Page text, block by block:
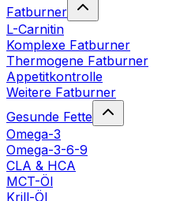
Fatburner
L-Carnitin
Komplexe Fatburner
Thermogene Fatburner
Appetitkontrolle
Weitere Fatburner
Gesunde Fette
Omega-3
Omega-3-6-9
CLA & HCA
MCT-Öl
Krill-Öl